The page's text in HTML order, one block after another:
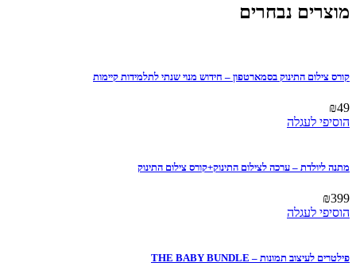
מוצרים נבחרים
קורס צילום התינוק בסמארטפון – חידוש מנוי שנתי לתלמידות קיימות
₪49
הוסיפי לעגלה
מתנה ליולדת – ערכה לצילום התינוק+קורס צילום התינוק
₪399
הוסיפי לעגלה
פילטרים לעיצוב תמונות – THE BABY BUNDLE